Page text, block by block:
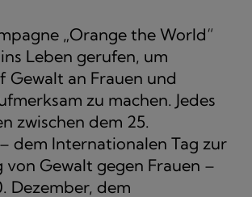
„Orange the World“
Leben gerufen, um
Gewalt an Frauen und
zu machen. Jedes
zwischen dem 25.
dem Internationalen Tag zur
von Gewalt gegen Frauen –
Dezember, dem